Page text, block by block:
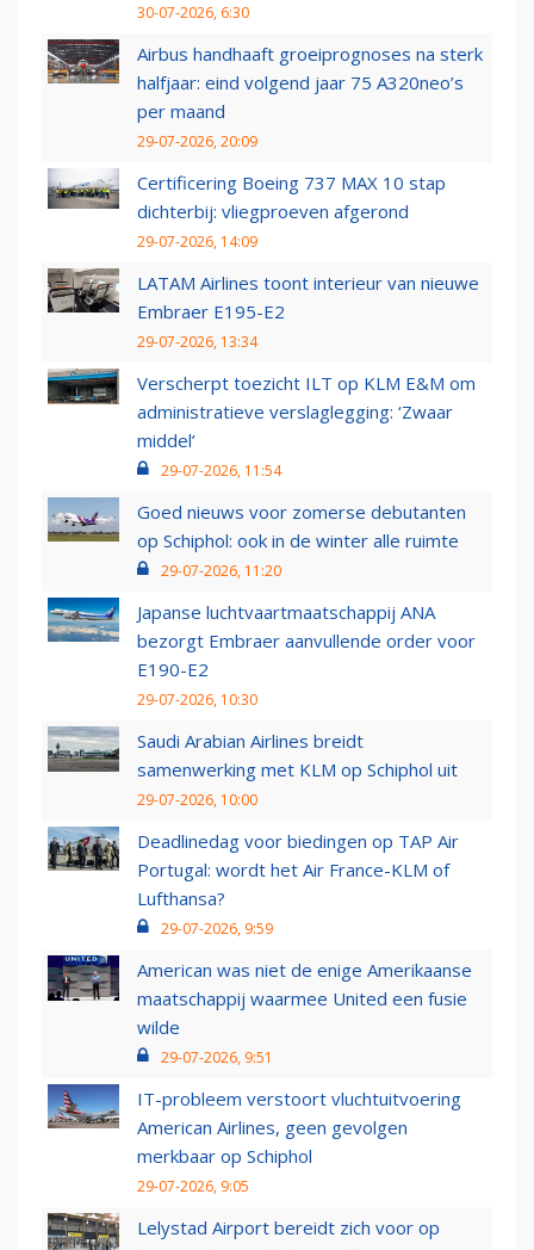
30-07-2026, 6:30
Airbus handhaaft groeiprognoses na sterk
halfjaar: eind volgend jaar 75 A320neo’s
per maand
29-07-2026, 20:09
Certificering Boeing 737 MAX 10 stap
dichterbij: vliegproeven afgerond
29-07-2026, 14:09
LATAM Airlines toont interieur van nieuwe
Embraer E195-E2
29-07-2026, 13:34
Verscherpt toezicht ILT op KLM E&M om
administratieve verslaglegging: ‘Zwaar
middel’
29-07-2026, 11:54
Goed nieuws voor zomerse debutanten
op Schiphol: ook in de winter alle ruimte
29-07-2026, 11:20
Japanse luchtvaartmaatschappij ANA
bezorgt Embraer aanvullende order voor
E190-E2
29-07-2026, 10:30
Saudi Arabian Airlines breidt
samenwerking met KLM op Schiphol uit
29-07-2026, 10:00
Deadlinedag voor biedingen op TAP Air
Portugal: wordt het Air France-KLM of
Lufthansa?
29-07-2026, 9:59
American was niet de enige Amerikaanse
maatschappij waarmee United een fusie
wilde
29-07-2026, 9:51
IT-probleem verstoort vluchtuitvoering
American Airlines, geen gevolgen
merkbaar op Schiphol
29-07-2026, 9:05
Lelystad Airport bereidt zich voor op